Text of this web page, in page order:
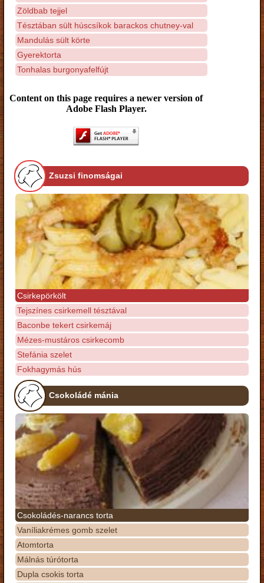
Zöldbab tejjel
Tésztában sült húscsíkok barackos chutney-val
Mandulás sült körte
Gyerektorta
Tonhalas burgonyafelfújt
Content on this page requires a newer version of
Adobe Flash Player.
Zsuzsi finomságai
Csirkepörkölt
Tejszínes csirkemell tésztával
Baconbe tekert csirkemáj
Mézes-mustáros csirkecomb
Stefánia szelet
Fokhagymás hús
Csokoládé mánia
Csokoládés-narancs torta
Vaníliakrémes gomb szelet
Atomtorta
Málnás túrótorta
Dupla csokis torta